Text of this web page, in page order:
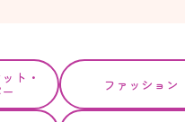
ト・
ファッション